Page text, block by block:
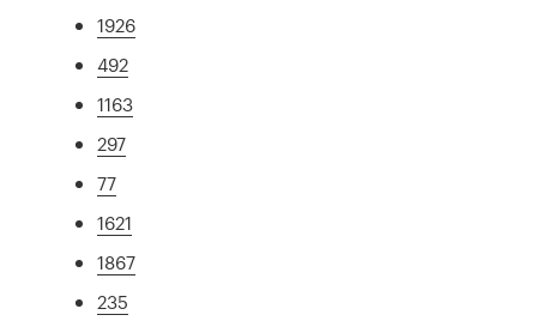
1926
492
1163
297
77
1621
1867
235